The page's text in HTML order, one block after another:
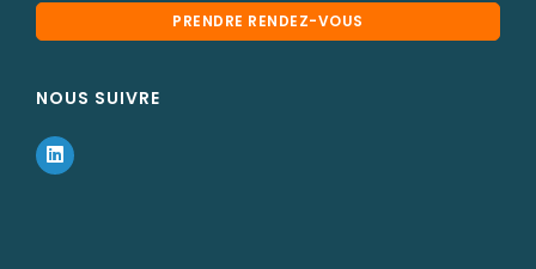
PRENDRE RENDEZ-VOUS
NOUS SUIVRE